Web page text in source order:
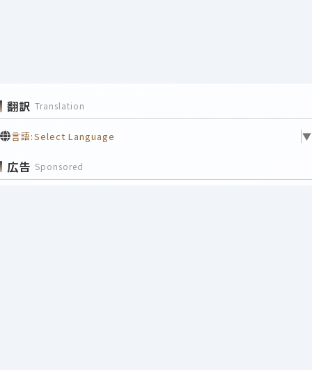
翻訳 Translation
言語:Select Language ▼
広告 Sponsored